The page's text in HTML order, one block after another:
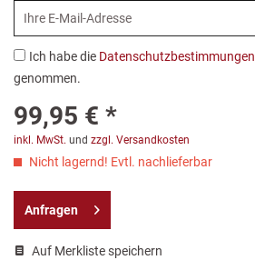
Ich habe die Datenschutzbestimmungen
genommen.
99,95 € *
inkl. MwSt. und zzgl. Versandkosten
Nicht lagernd! Evtl. nachlieferbar
Anfragen
Auf Merkliste speichern